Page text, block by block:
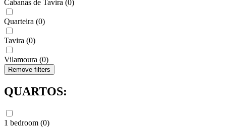
Cabanas de Tavira (0)
Quarteira (0)
Tavira (0)
Vilamoura (0)
Remove filters
QUARTOS:
1 bedroom (0)